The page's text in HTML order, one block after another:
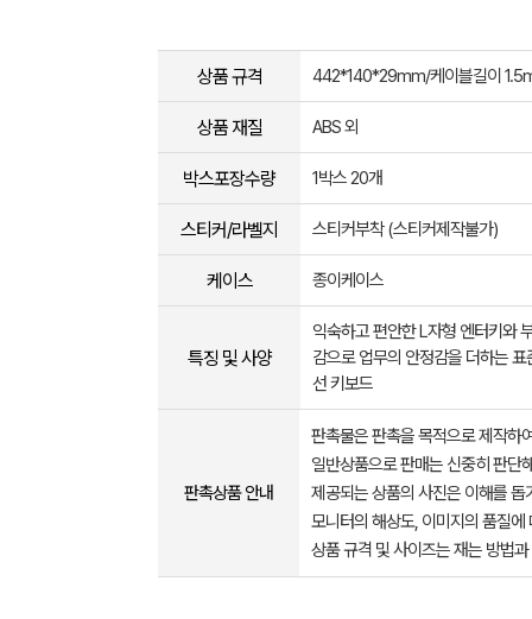
상품 규격 442*140*29mm/케이블길이
상품 재질 ABS 외
박스포장수량 1박스 20개
스티커/라벨지 스티커부착 (스티커제작불가)
케이스 종이케이스
특징 및 사양
익숙하고 편안한 L자형 엔터키와
감으로 업무의 안정감을 더하는 표
선 키보드
판촉상품 안내
판촉물은 판촉을 목적으로 제작하
일반상품으로 판매는 신중히 판단
제공되는 상품의 사진은 이해를
모니터의 해상도, 이미지의 품질
상품 규격 및 사이즈는 재는 방법